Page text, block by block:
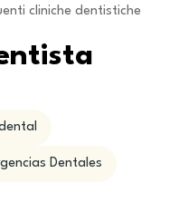
cliniche dentistiche
Dentales